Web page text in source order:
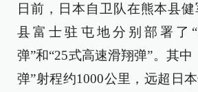
日前，日本自卫队在熊本县
县富士驻屯地分别部署了
弹”和“25式高速滑翔弹”。其中
弹”射程约1000公里，远超日